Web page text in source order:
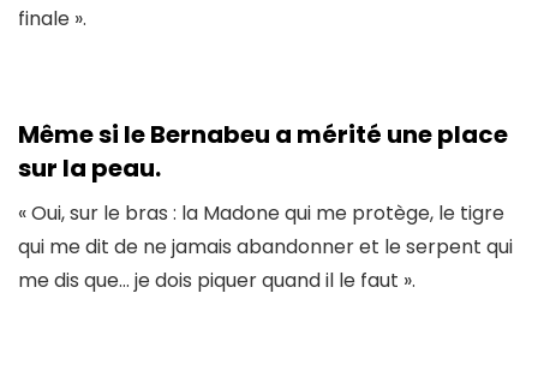
finale ».
Même si le Bernabeu a mérité une place
sur la peau.
« Oui, sur le bras : la Madone qui me protège, le tigre
qui me dit de ne jamais abandonner et le serpent qui
me dis que… je dois piquer quand il le faut ».